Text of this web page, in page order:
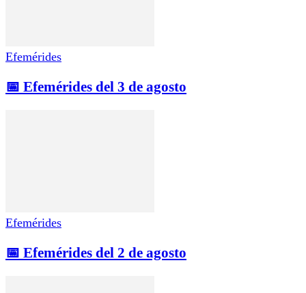
Efemérides
📅 Efemérides del 3 de agosto
Efemérides
📅 Efemérides del 2 de agosto